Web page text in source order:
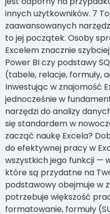
innych użytkowników. 7
zaawansowanych
to jej początek. Osoby
Excelem znacznie
Power BI czy podstawy
(tabele, relacje, formuły,
Inwestując w znajomość
jednocześnie w
narzędzi do analizy
się standardem w
zacząć naukę Excela?
do efektywnej pracy w
wszystkich jego funkcji —
które są przydatne na
podstawowy obejmuje w
potrzebuje większość
formatowanie, formuły